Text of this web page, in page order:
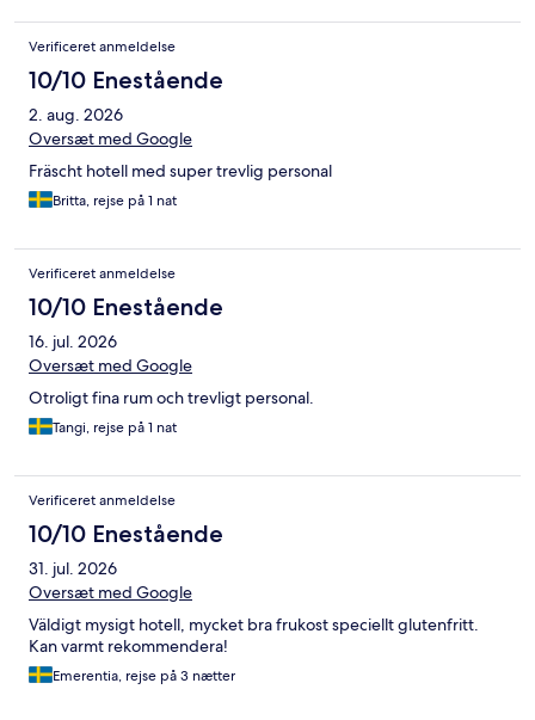
Verificeret anmeldelse
10/10 Enestående
2. aug. 2026
Oversæt med Google
Fräscht hotell med super trevlig personal
Britta, rejse på 1 nat
Verificeret anmeldelse
10/10 Enestående
16. jul. 2026
Oversæt med Google
Otroligt fina rum och trevligt personal.
Tangi, rejse på 1 nat
Verificeret anmeldelse
10/10 Enestående
31. jul. 2026
Oversæt med Google
Väldigt mysigt hotell, mycket bra frukost speciellt glutenfritt.
Kan varmt rekommendera!
Emerentia, rejse på 3 nætter